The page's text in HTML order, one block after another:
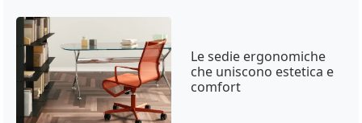
Le sedie ergonomiche
che uniscono estetica e
comfort